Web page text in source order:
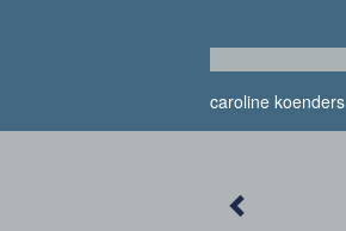
caroline koenders